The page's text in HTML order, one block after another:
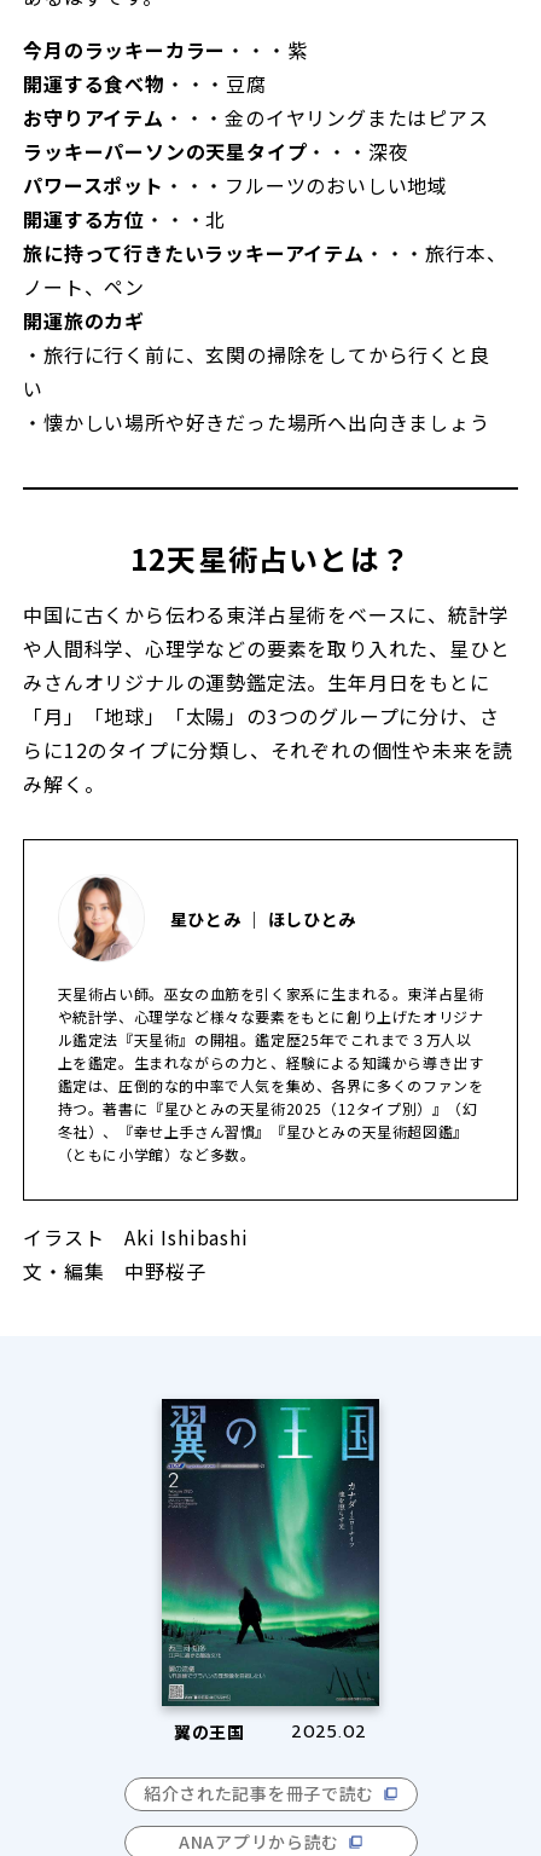
今月のラッキーカラー ・・・紫
開運する食べ物 ・・・豆腐
お守りアイテム ・・・金のイヤリングまたはピアス
ラッキーパーソンの天星タイプ ・・・深夜
パワースポット ・・・フルーツのおいしい地域
開運する方位 ・・・北
旅に持って行きたいラッキーアイテム ・・・旅行本、
ノート、ペン
開運旅のカギ
・旅行に行く前に、玄関の掃除をしてから行くと良
い
・懐かしい場所や好きだった場所へ出向きましょう
12天星術占いとは？
中国に古くから伝わる東洋占星術をベースに、統計学
や人間科学、心理学などの要素を取り入れた、星ひと
みさんオリジナルの運勢鑑定法。生年月日をもとに
「月」「地球」「太陽」の3つのグループに分け、さ
らに12のタイプに分類し、それぞれの個性や未来を読
み解く。
星ひとみ ｜ ほしひとみ
天星術占い師。巫女の血筋を引く家系に生まれる。東洋占星術
や統計学、心理学など様々な要素をもとに創り上げたオリジナ
ル鑑定法『天星術』の開祖。鑑定歴25年でこれまで３万人以
上を鑑定。生まれながらの力と、経験による知識から導き出す
鑑定は、圧倒的な的中率で人気を集め、各界に多くのファンを
持つ。著書に『星ひとみの天星術2025（12タイプ別）』（幻
冬社）、『幸せ上手さん習慣』『星ひとみの天星術超図鑑』
（ともに小学館）など多数。
イラスト Aki Ishibashi
文・編集 中野桜子
翼の王国 2025.02
紹介された記事を冊子で読む
ANAアプリから読む